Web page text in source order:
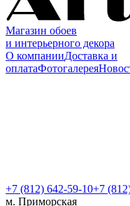
Магазин обоев
и интерьерного декора
О компанииДоставка и
оплатаФотогалерея
+7 (812) 642-59-10+7
м. Приморская